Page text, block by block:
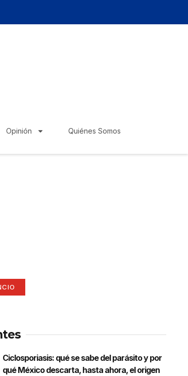
Opinión Quiénes Somos
Ciclosporiasis: qué se sabe del parásito y por
qué México descarta, hasta ahora, el origen